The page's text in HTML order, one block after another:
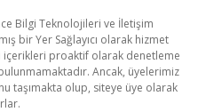
Bilgi Teknolojileri ve İletişim
bir Yer Sağlayıcı olarak hizmet
proaktif olarak denetleme
Ancak, üyelerimiz
taşımakta olup, siteye üye olarak